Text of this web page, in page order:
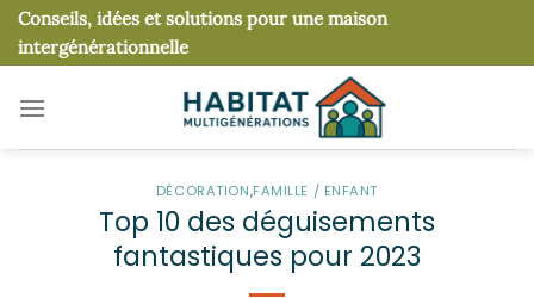
Passer
au
contenu
Conseils, idées et solutions pour une maison
intergénérationnelle
DÉCORATION,FAMILLE / ENFANT
Top 10 des déguisements
fantastiques pour 2023